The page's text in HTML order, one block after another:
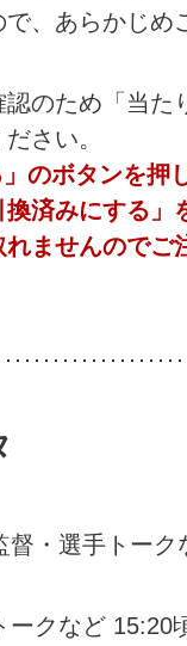
、あらかじめ
のため「当た
さい。
のボタンを押
済みにする」
ませんのでご
督・選手トーク
ークなど 15:20